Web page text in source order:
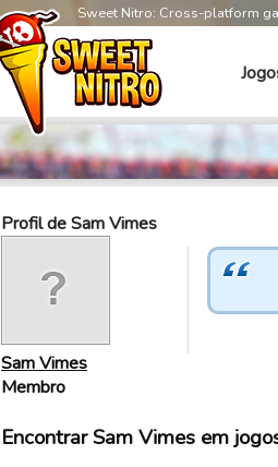
Sweet Nitro: Cross-platform
Profil de Sam Vimes
Sam Vimes
Membro
Encontrar Sam Vimes em